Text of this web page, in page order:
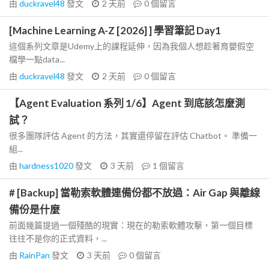
由 duckravel48 發文 2 天前 0個留言
[Machine Learning A-Z [2026] ] 學習筆記 Day1
這個系列文章是Udemy上的課程延伸，因為我個人想趁著育嬰假空
檔學一點data...
由 duckravel48 發文 2 天前 0個留言
【Agent Evaluation 系列 1/6】Agent 到底該怎麼測
試？
很多團隊評估 Agent 的方法，其實還停留在評估 Chatbot。 準備一
組...
由 hardness1020發文 3 天前 1 個留言
# [Backup] 當勒索軟體連備份都不放過：Air Gap 與離線
備份是什麼
前面幾篇提過一個殘酷的現實：現在的勒索軟體攻擊，第一個目標
往往不是你的正式資料，...
由 RainPan 發文 3 天前 0個留言